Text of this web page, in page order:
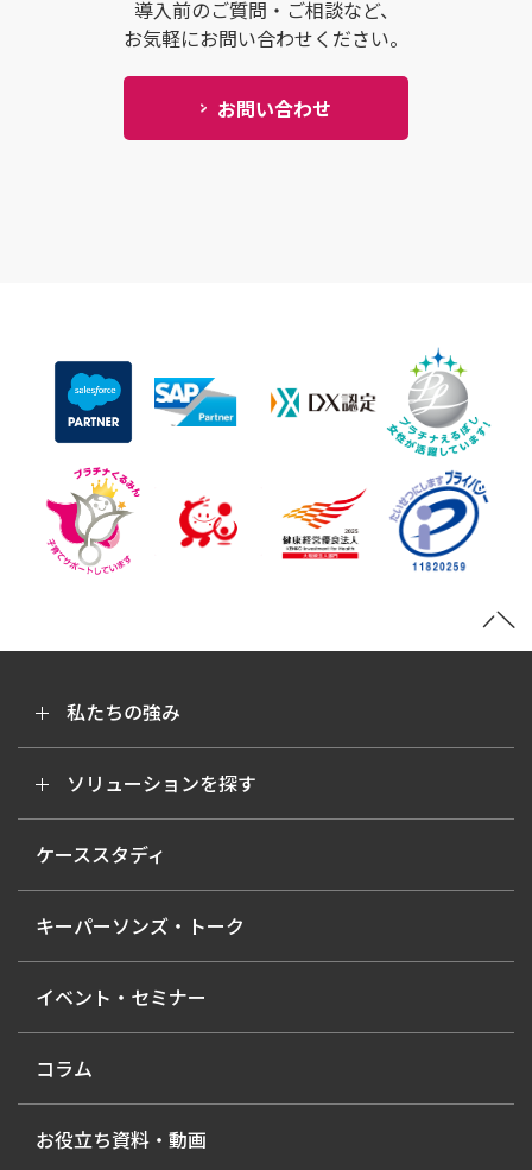
導入前のご質問・ご相談など、
お気軽にお問い合わせください。
お問い合わせ
私たちの強み
ソリューションを探す
ケーススタディ
キーパーソンズ・トーク
イベント・セミナー
コラム
お役立ち資料・動画